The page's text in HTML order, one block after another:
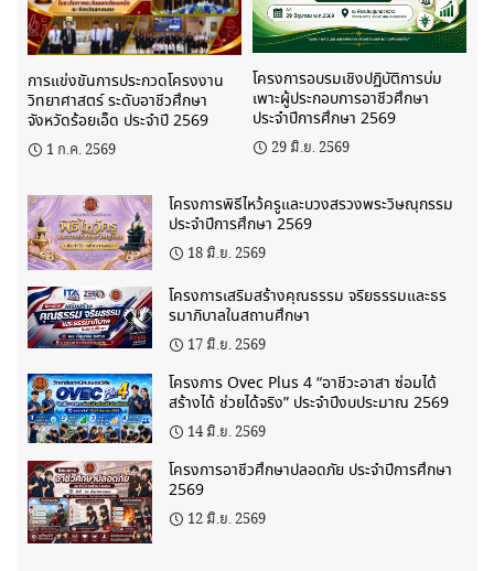
การแข่งขันการประกวดโครงงาน
วิทยาศาสตร์ ระดับอาชีวศึกษา
จังหวัดร้อยเอ็ด ประจำปี 2569
1 ก.ค. 2569
โครงการอบรมเชิงปฏิบัติการบ่ม
เพาะผู้ประกอบการอาชีวศึกษา
ประจำปีการศึกษา 2569
29 มิ.ย. 2569
โครงการพิธีไหว้ครูและบวงสรวงพระวิษณุกรรม
ประจำปีการศึกษา 2569
18 มิ.ย. 2569
โครงการเสริมสร้างคุณธรรม จริยธรรมและธร
รมาภิบาลในสถานศึกษา
17 มิ.ย. 2569
โครงการ Ovec Plus 4 “อาชีวะอาสา ซ่อมได้
สร้างได้ ช่วยได้จริง” ประจำปีงบประมาณ 2569
14 มิ.ย. 2569
โครงการอาชีวศึกษาปลอดภัย ประจำปีการศึกษา
2569
12 มิ.ย. 2569